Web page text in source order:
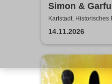
Simon &
meets Classic
Graceland
Karlstadt, Historisches
14.11.2026